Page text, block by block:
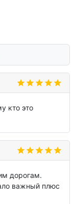
кто это
дорогам.
важный плюс